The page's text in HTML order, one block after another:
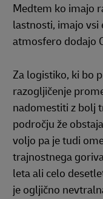
Medtem ko imajo
lastnosti, imajo vsi
atmosfero dodajo
Za logistiko, ki bo
razogljičenje
nadomestiti z bolj
področju že
voljo pa je tudi
trajnostnega
leta ali celo
je ogljično